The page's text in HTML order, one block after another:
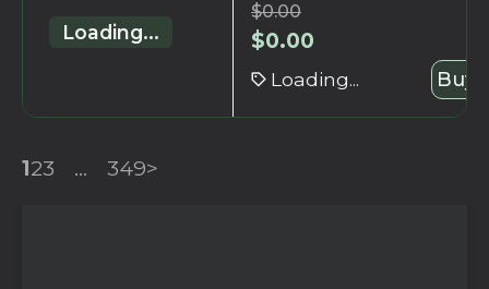
Loading...
$0.00
$0.00
Loading... Buy
123 ... 349>